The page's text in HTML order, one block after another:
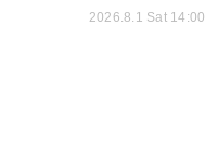
2026.8.1 Sat 14:00